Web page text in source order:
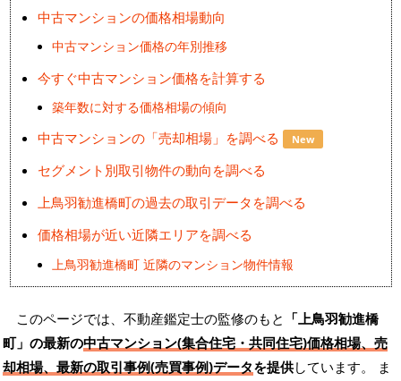
中古マンションの価格相場動向
中古マンション価格の年別推移
今すぐ中古マンション価格を計算する
築年数に対する価格相場の傾向
中古マンションの「売却相場」を調べる New
セグメント別取引物件の動向を調べる
上鳥羽勧進橋町の過去の取引データを調べる
価格相場が近い近隣エリアを調べる
上鳥羽勧進橋町 近隣のマンション物件情報
このページでは、不動産鑑定士の監修のもと 「上鳥羽勧進橋
町」の最新の中古マンション(集合住宅・共同住宅)価格相場、売
却相場、最新の取引事例(売買事例)データを提供しています。 ま